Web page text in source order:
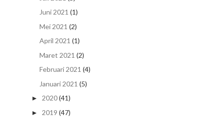
Juni 2021 (1)
Mei 2021 (2)
April 2021 (1)
Maret 2021 (2)
Februari 2021 (4)
Januari 2021 (5)
► 2020(41)
► 2019 (47)